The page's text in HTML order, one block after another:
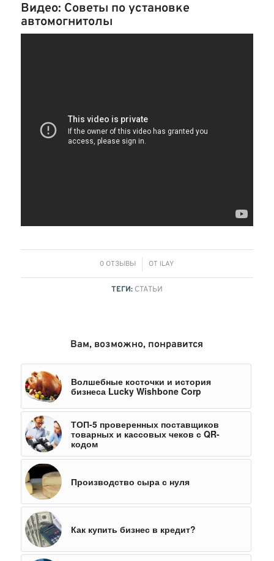
Видео: Советы по установке
автомогнитолы
0 ОТЗЫВЫ
/ ОТ ILAY
ТЕГИ: СТАТЬИ
Вам, возможно, понравится
Волшебные косточки и история
бизнеса Lucky Wishbone Corp
ТОП-5 проверенных поставщиков
товарных и кассовых чеков с QR-
кодом
Производство сыра с нуля
Как купить бизнес в кредит?